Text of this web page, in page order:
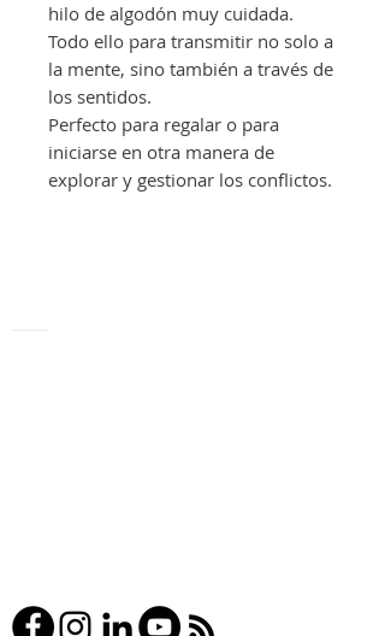
hilo de algodón muy cuidada.
Todo ello para transmitir no solo a
la mente, sino también a través de
los sentidos.
Perfecto para regalar o para
iniciarse en otra manera de
explorar y gestionar los conflictos.